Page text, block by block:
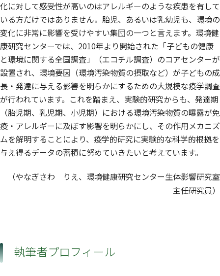
化に対して感受性が高いのはアレルギーのような疾患を有して
いる方だけではありません。胎児、あるいは乳幼児も、環境の
変化に非常に影響を受けやすい集団の一つと言えます。環境健
康研究センターでは、2010年より開始された「子どもの健康
と環境に関する全国調査」（エコチル調査）のコアセンターが
設置され、環境要因（環境汚染物質の摂取など）が子どもの成
長・発達に与える影響を明らかにするための大規模な疫学調査
が行われています。これを踏まえ、実験的研究からも、発達期
（胎児期、乳児期、小児期）における環境汚染物質の曝露が免
疫・アレルギーに及ぼす影響を明らかにし、その作用メカニズ
ムを解明することにより、疫学的研究に実験的な科学的根拠を
与え得るデータの蓄積に努めていきたいと考えています。
（やなぎさわ りえ、環境健康研究センター生体影響研究室
主任研究員）
執筆者プロフィール